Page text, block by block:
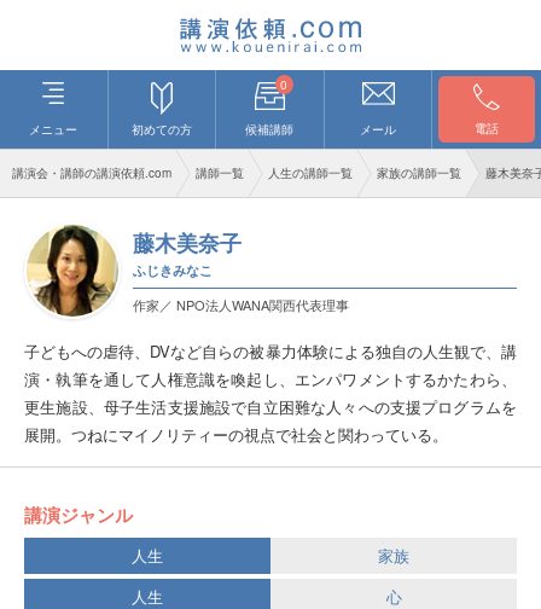
メニュー 初めての方
0
候補講師 メール 電話
講演会・講師の講演依頼.com 講師一覧 人生の講師一覧 家族の講師一覧 藤木美奈
藤木美奈子
ふじきみなこ
作家／ NPO法人WANA関西代表理事
子どもへの虐待、DVなど自らの被暴力体験による独自の人生観で、講
演・執筆を通して人権意識を喚起し、エンパワメントするかたわら、
更生施設、母子生活支援施設で自立困難な人々への支援プログラムを
展開。つねにマイノリティーの視点で社会と関わっている。
講演ジャンル
人生
家族
人生
心